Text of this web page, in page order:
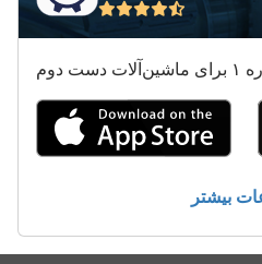
بیشتر